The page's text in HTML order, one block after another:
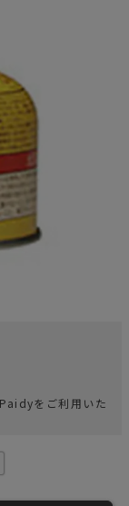
をご利用いた